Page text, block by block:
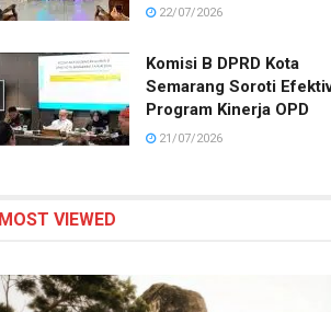
22/07/2026
Komisi B DPRD Kota
Semarang Soroti
Program Kinerja OPD
21/07/2026
MOST VIEWED